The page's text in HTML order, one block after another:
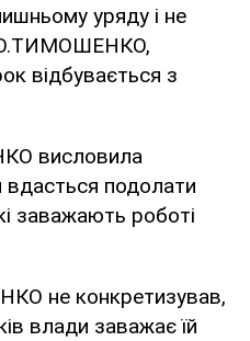
уряду і не
Ю.ТИМОШЕНКО,
відбувається з
висловила
подолати
заважають роботі
не конкретизував,
влади заважає їй